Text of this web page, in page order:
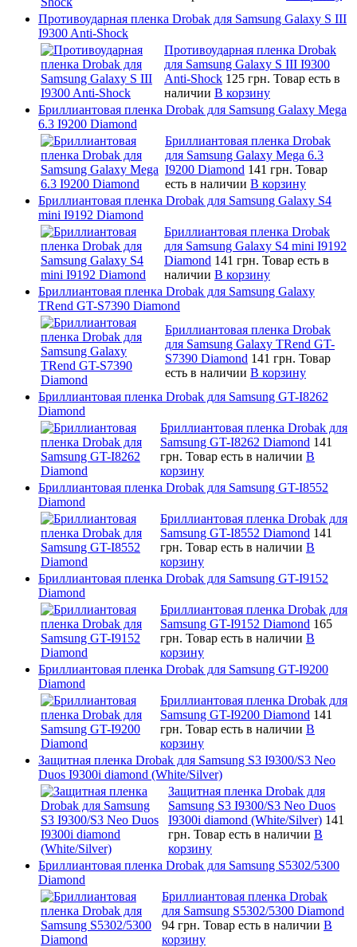
Противоударная пленка Drobak для Samsung Galaxy S III
I9300 Anti-Shock
Противоударная пленка Drobak
для Samsung Galaxy S III I9300
Anti-Shock 125 грн. Товар есть в
наличии В корзину
Бриллиантовая пленка Drobak для Samsung Galaxy Mega
6.3 I9200 Diamond
Бриллиантовая пленка Drobak
для Samsung Galaxy Mega 6.3
I9200 Diamond 141 грн. Товар
есть в наличии В корзину
Бриллиантовая пленка Drobak для Samsung Galaxy S4
mini I9192 Diamond
Бриллиантовая пленка Drobak
для Samsung Galaxy S4 mini I9192
Diamond 141 грн. Товар есть в
наличии В корзину
Бриллиантовая пленка Drobak для Samsung Galaxy
TRend GT-S7390 Diamond
Бриллиантовая пленка Drobak
для Samsung Galaxy TRend GT-
S7390 Diamond 141 грн. Товар
есть в наличии В корзину
Бриллиантовая пленка Drobak для Samsung GT-I8262
Diamond
Бриллиантовая пленка Drobak для
Samsung GT-I8262 Diamond 141
грн. Товар есть в наличии В
корзину
Бриллиантовая пленка Drobak для Samsung GT-I8552
Diamond
Бриллиантовая пленка Drobak для
Samsung GT-I8552 Diamond 141
грн. Товар есть в наличии В
корзину
Бриллиантовая пленка Drobak для Samsung GT-I9152
Diamond
Бриллиантовая пленка Drobak для
Samsung GT-I9152 Diamond 165
грн. Товар есть в наличии В
корзину
Бриллиантовая пленка Drobak для Samsung GT-I9200
Diamond
Бриллиантовая пленка Drobak для
Samsung GT-I9200 Diamond 141
грн. Товар есть в наличии В
корзину
Защитная пленка Drobak для Samsung S3 I9300/S3 Neo
Duos I9300i diamond (White/Silver)
Защитная пленка Drobak для
Samsung S3 I9300/S3 Neo Duos
I9300i diamond (White/Silver) 141
грн. Товар есть в наличии В
корзину
Бриллиантовая пленка Drobak для Samsung S5302/5300
Diamond
Бриллиантовая пленка Drobak
для Samsung S5302/5300 Diamond
94 грн. Товар есть в наличии В
корзину